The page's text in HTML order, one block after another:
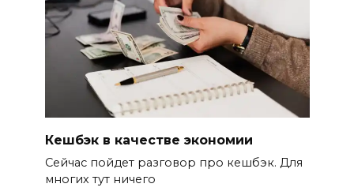
Кешбэк в качестве экономии
Сейчас пойдет разговор про кешбэк. Для
многих тут ничего